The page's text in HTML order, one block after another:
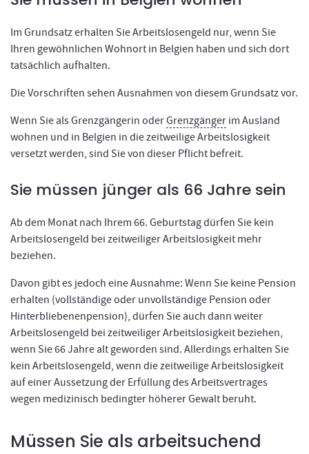
Im Grundsatz erhalten Sie Arbeitslosengeld nur, wenn Sie
Ihren gewöhnlichen Wohnort in Belgien haben und sich dort
tatsächlich aufhalten.
Die Vorschriften sehen Ausnahmen von diesem Grundsatz vor.
Wenn Sie als Grenzgängerin oderGrenzgänger im Ausland
wohnen und in Belgien in die zeitweilige Arbeitslosigkeit
versetzt werden, sind Sie von dieser Pflicht befreit.
Sie müssen jünger als 66 Jahre sein
Ab dem Monat nach Ihrem 66. Geburtstag dürfen Sie kein
Arbeitslosengeld bei zeitweiliger Arbeitslosigkeit mehr
beziehen.
Davon gibt es jedoch eine Ausnahme: Wenn Sie keine Pension
erhalten (vollständige oder unvollständige Pension oder
Hinterbliebenenpension), dürfen Sie auch dann weiter
Arbeitslosengeld bei zeitweiliger Arbeitslosigkeit beziehen,
wenn Sie 66 Jahre alt geworden sind. Allerdings erhalten Sie
kein Arbeitslosengeld, wenn die zeitweilige Arbeitslosigkeit
auf einer Aussetzung der Erfüllung des Arbeitsvertrages
wegen medizinisch bedingter höherer Gewalt beruht.
Müssen Sie als arbeitsuchend